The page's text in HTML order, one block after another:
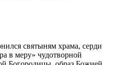
святыням храма, серди
в меру» чудотворной